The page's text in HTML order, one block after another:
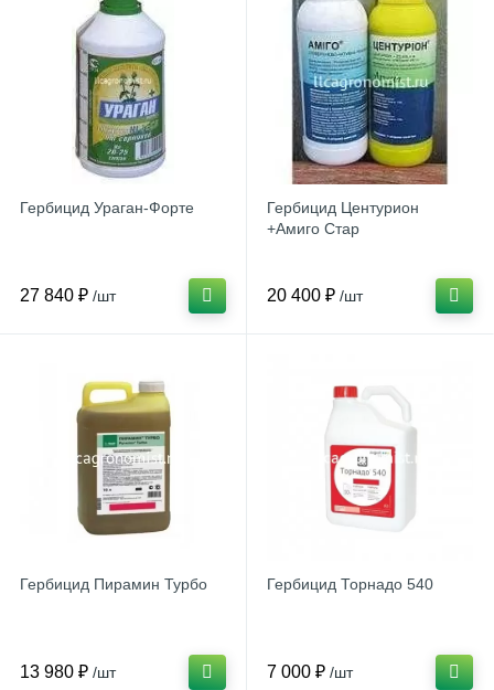
Гербицид Ураган-Форте
27 840 ₽ /шт
Гербицид Центурион
+Амиго Стар
20 400 ₽ /шт
Гербицид Пирамин Турбо
13 980 ₽ /шт
Гербицид Торнадо 540
7 000 ₽ /шт